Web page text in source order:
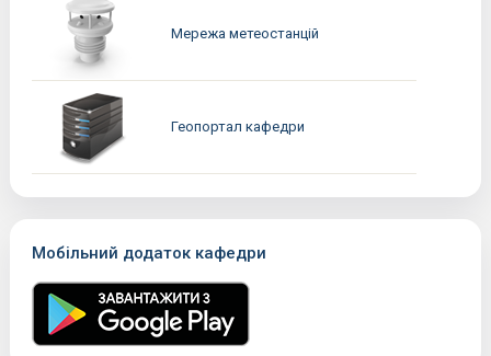
Мережа метеостанцій
Геопортал кафедри
Мобільний додаток кафедри